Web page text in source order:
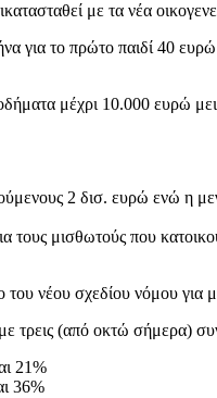
με τα νέα
το πρώτο παιδί 40 ευρώ
μέχρι 10.000
2 δισ. ευρώ ενώ η
μισθωτούς που
νέου σχεδίου νόμου για
τρεις (από οκτώ σήμερα)
21%
36%